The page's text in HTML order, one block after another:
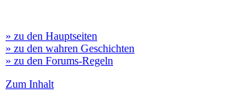
» zu den Hauptseiten
» zu den wahren Geschichten
» zu den Forums-Regeln
Zum Inhalt